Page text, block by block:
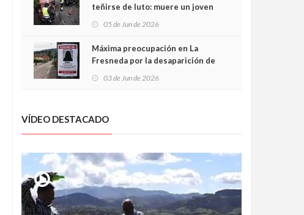
teñirse de luto: muere un joven
05 de Jun de 2026
Máxima preocupación en La
Fresneda por la desaparición de
03 de Jun de 2026
VÍDEO DESTACADO